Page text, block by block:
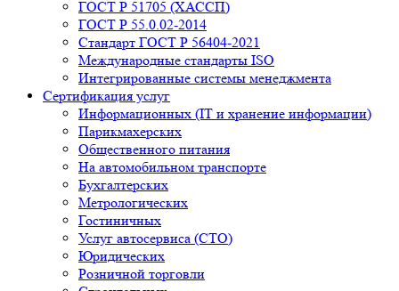
ГОСТ Р 51705 (ХАССП)
ГОСТ Р 55.0.02-2014
Стандарт ГОСТ Р 56404-2021
Международные стандарты ISO
Интегрированные системы менеджмента
Сертификация услуг
Информационных (IT и хранение информации)
Парикмахерских
Общественного питания
На автомобильном транспорте
Бухгалтерских
Метрологических
Гостиничных
Услуг автосервиса (СТО)
Юридических
Розничной торговли